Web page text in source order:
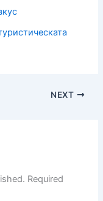
NEXT
Required